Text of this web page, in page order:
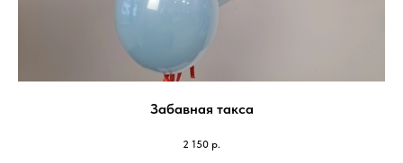
Забавная такса
2 150 р.